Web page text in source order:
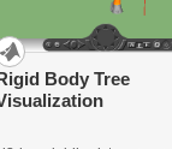
Body Tree